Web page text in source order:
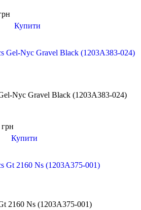
Купити
Nyc Gravel Black (1203A383-024)
грн
Купити
2160 Ns (1203A375-001)